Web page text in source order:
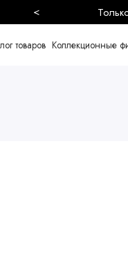
<
товаров Коллекционные